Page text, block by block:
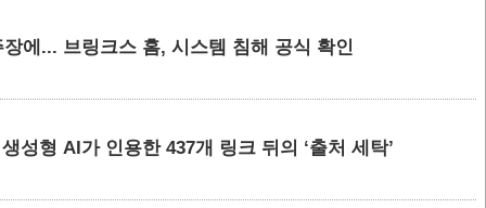
에... 브링크스 홈, 시스템 침해 공식 확인
성형 AI가 인용한 437개 링크 뒤의 ‘출처 세탁’